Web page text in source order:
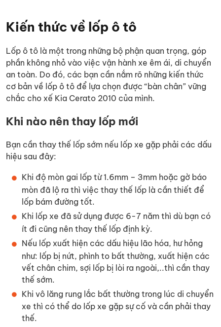
Kiến thức về lốp ô tô
Lốp ô tô là một trong những bộ phận quan trọng, góp
phần không nhỏ vào việc vận hành xe êm ái, di chuyển
an toàn. Do đó, các bạn cần nắm rõ những kiến thức
cơ bản về lốp ô tô để lựa chọn được “bàn chân” vững
chắc cho xế Kia Cerato 2010 của mình.
Khi nào nên thay lốp mới
Bạn cần thay thế lốp sớm nếu lốp xe gặp phải các dấu
hiệu sau đây:
Khi độ mòn gai lốp từ 1.6mm – 3mm hoặc gờ báo
mòn đã lộ ra thì việc thay thế lốp là cần thiết để
lốp bám đường tốt.
Khi lốp xe đã sử dụng được 6-7 năm thì dù bạn có
ít đi cũng nên thay thế lốp định kỳ.
Nếu lốp xuất hiện các dấu hiệu lão hóa, hư hỏng
như: lốp bị nứt, phình to bất thường, xuất hiện các
vết chân chim, sợi lốp bị lòi ra ngoài,..thì cần thay
thế sớm.
Khi vô lăng rung lắc bất thường trong lúc di chuyển
xe thì có thể do lốp xe gặp sự cố và cần phải thay
thế.